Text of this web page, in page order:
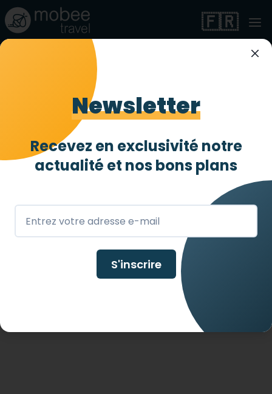
🇫🇷
Holiday Inn Express
Montpellier -
Odysseum, an IHG
Hotel
Montpellier,
Newsletter
Recevez en exclusivité notre
actualité et nos bons plans
S'inscrire